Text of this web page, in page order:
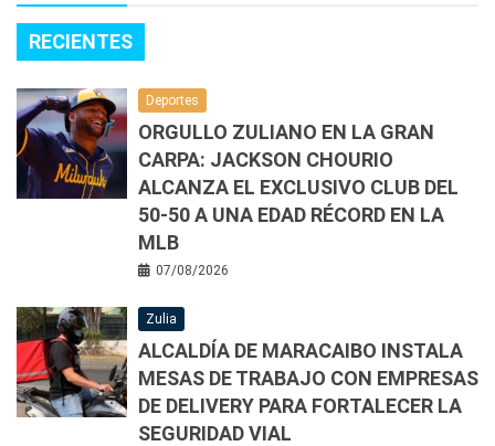
RECIENTES
Deportes
ORGULLO ZULIANO EN LA GRAN
CARPA: JACKSON CHOURIO
ALCANZA EL EXCLUSIVO CLUB DEL
50-50 A UNA EDAD RÉCORD EN LA
MLB
07/08/2026
Zulia
ALCALDÍA DE MARACAIBO INSTALA
MESAS DE TRABAJO CON EMPRESAS
DE DELIVERY PARA FORTALECER LA
SEGURIDAD VIAL